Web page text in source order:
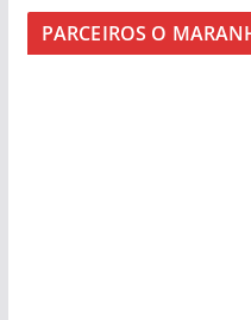
PARCEIROS O